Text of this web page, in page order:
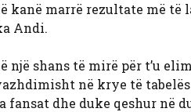
kanë marrë rezultate më
Andi.
një shans të mirë për t’u
në krye të tabelës
fansat dhe duke qeshur në